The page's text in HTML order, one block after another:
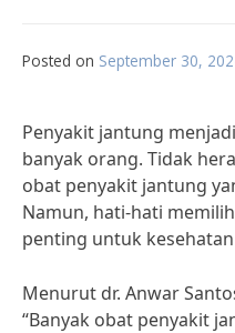
Posted on September 30,
Penyakit jantung
banyak orang. Tidak
obat penyakit jantung
Namun, hati-hati
penting untuk
Menurut dr. Anwar
“Banyak obat penyakit